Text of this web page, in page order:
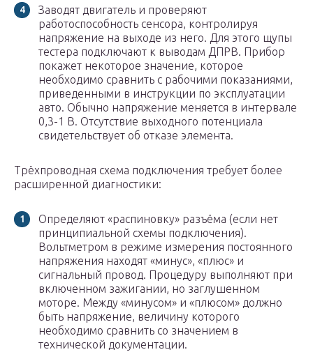
Заводят двигатель и проверяют
работоспособность сенсора, контролируя
напряжение на выходе из него. Для этого щупы
тестера подключают к выводам ДПРВ. Прибор
покажет некоторое значение, которое
необходимо сравнить с рабочими показаниями,
приведенными в инструкции по эксплуатации
авто. Обычно напряжение меняется в интервале
0,3-1 В. Отсутствие выходного потенциала
свидетельствует об отказе элемента.
Трёхпроводная схема подключения требует более
расширенной диагностики:
Определяют «распиновку» разъёма (если нет
принципиальной схемы подключения).
Вольтметром в режиме измерения постоянного
напряжения находят «минус», «плюс» и
сигнальный провод. Процедуру выполняют при
включенном зажигании, но заглушенном
моторе. Между «минусом» и «плюсом» должно
быть напряжение, величину которого
необходимо сравнить со значением в
технической документации.